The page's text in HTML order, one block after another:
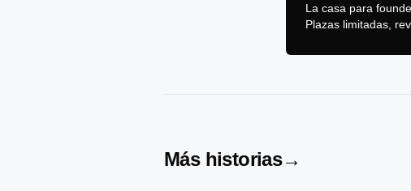
La casa para
Plazas limitadas,
Más historias→